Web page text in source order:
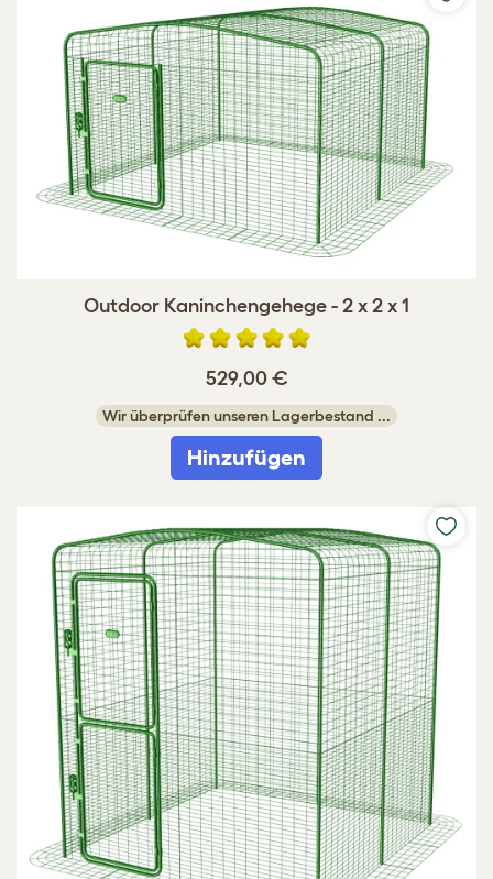
Outdoor Kaninchengehege - 2 x 2 x 1
529,00 €
Wir überprüfen unseren Lagerbestand ...
Hinzufügen